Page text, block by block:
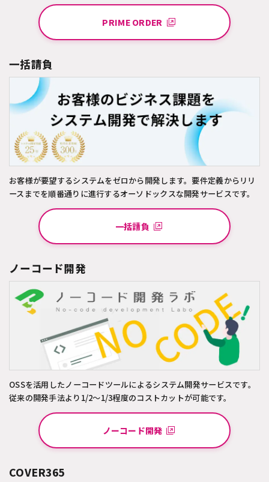
PRIME ORDER
一括請負
お客様が要望するシステムをゼロから開発します。要件定義からリリ
ースまでを順番通りに進行するオーソドックスな開発サービスです。
一括請負
ノーコード開発
OSSを活用したノーコードツールによるシステム開発サービスです。
従来の開発手法より1/2～1/3程度のコストカットが可能です。
ノーコード開発
COVER365